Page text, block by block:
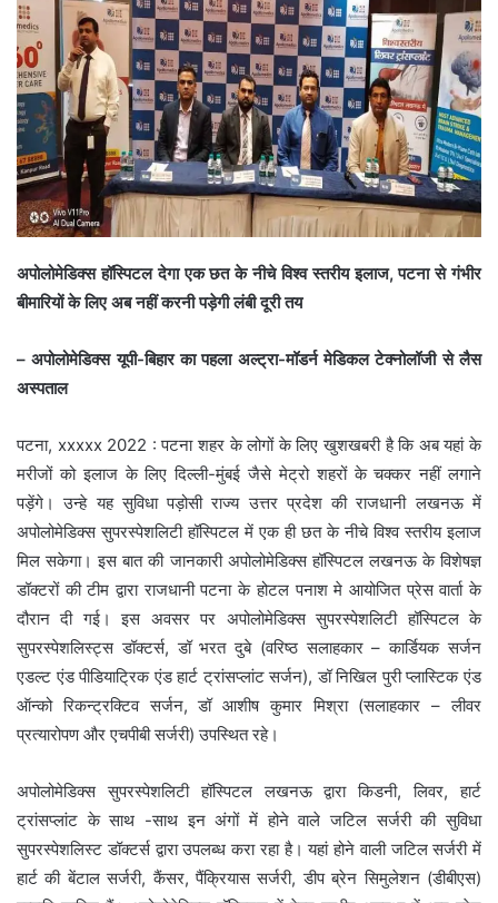
अपोलोमेडिक्स हॉस्पिटल देगा एक छत के नीचे विश्व स्तरीय इलाज, पटना से गंभीर
बीमारियों के लिए अब नहीं करनी पड़ेगी लंबी दूरी तय
– अपोलोमेडिक्स यूपी-बिहार का पहला अल्ट्रा-मॉडर्न मेडिकल टेक्नोलॉजी से लैस
अस्पताल
पटना, xxxxx 2022 : पटना शहर के लोगों के लिए खुशखबरी है कि अब यहां के
मरीजों को इलाज के लिए दिल्ली-मुंबई जैसे मेट्रो शहरों के चक्कर नहीं लगाने
पड़ेंगे। उन्हे यह सुविधा पड़ोसी राज्य उत्तर प्रदेश की राजधानी लखनऊ में
अपोलोमेडिक्स सुपरस्पेशलिटी हॉस्पिटल में एक ही छत के नीचे विश्व स्तरीय इलाज
मिल सकेगा। इस बात की जानकारी अपोलोमेडिक्स हॉस्पिटल लखनऊ के विशेषज्ञ
डॉक्टरों की टीम द्वारा राजधानी पटना के होटल पनाश मे आयोजित प्रेस वार्ता के
दौरान दी गई। इस अवसर पर अपोलोमेडिक्स सुपरस्पेशलिटी हॉस्पिटल के
सुपरस्पेशलिस्ट्स डॉक्टर्स, डॉ भरत दुबे (वरिष्ठ सलाहकार – कार्डियक सर्जन
एडल्ट एंड पीडियाट्रिक एंड हार्ट ट्रांसप्लांट सर्जन), डॉ निखिल पुरी प्लास्टिक एंड
ऑन्को रिकन्ट्रक्टिव सर्जन, डॉ आशीष कुमार मिश्रा (सलाहकार – लीवर
प्रत्यारोपण और एचपीबी सर्जरी) उपस्थित रहे।
अपोलोमेडिक्स सुपरस्पेशलिटी हॉस्पिटल लखनऊ द्वारा किडनी, लिवर, हार्ट
ट्रांसप्लांट के साथ -साथ इन अंगों में होने वाले जटिल सर्जरी की सुविधा
सुपरस्पेशलिस्ट डॉक्टर्स द्वारा उपलब्ध करा रहा है। यहां होने वाली जटिल सर्जरी में
हार्ट की बेंटाल सर्जरी, कैंसर, पैंक्रियास सर्जरी, डीप ब्रेन सिमुलेशन (डीबीएस)